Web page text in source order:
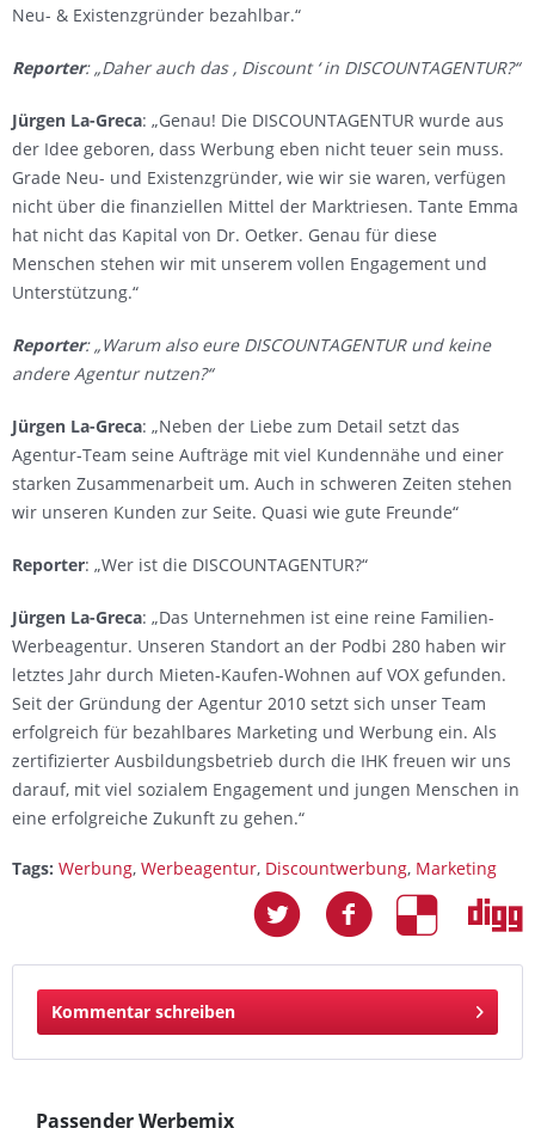
Neu- & Existenzgründer bezahlbar.“
Reporter: „Daher auch das , Discount ‘ in DISCOUNTAGENTUR?“
Jürgen La-Greca: „Genau! Die DISCOUNTAGENTUR wurde aus
der Idee geboren, dass Werbung eben nicht teuer sein muss.
Grade Neu- und Existenzgründer, wie wir sie waren, verfügen
nicht über die finanziellen Mittel der Marktriesen. Tante Emma
hat nicht das Kapital von Dr. Oetker. Genau für diese
Menschen stehen wir mit unserem vollen Engagement und
Unterstützung.“
Reporter: „Warum also eure DISCOUNTAGENTUR und keine
andere Agentur nutzen?“
Jürgen La-Greca: „Neben der Liebe zum Detail setzt das
Agentur-Team seine Aufträge mit viel Kundennähe und einer
starken Zusammenarbeit um. Auch in schweren Zeiten stehen
wir unseren Kunden zur Seite. Quasi wie gute Freunde“
Reporter: „Wer ist die DISCOUNTAGENTUR?“
Jürgen La-Greca: „Das Unternehmen ist eine reine Familien-
Werbeagentur. Unseren Standort an der Podbi 280 haben wir
letztes Jahr durch Mieten-Kaufen-Wohnen auf VOX gefunden.
Seit der Gründung der Agentur 2010 setzt sich unser Team
erfolgreich für bezahlbares Marketing und Werbung ein. Als
zertifizierter Ausbildungsbetrieb durch die IHK freuen wir uns
darauf, mit viel sozialem Engagement und jungen Menschen in
eine erfolgreiche Zukunft zu gehen.“
Tags: Werbung, Werbeagentur, Discountwerbung, Marketing
Kommentar schreiben
Passender Werbemix